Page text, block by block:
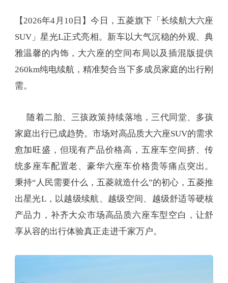
【2026年4月10日】今日，五菱旗下「长续航大六座
SUV」星光L正式亮相。新车以大气沉稳的外观、典
雅温馨的内饰，大六座的空间布局以及插混版提供
260km纯电续航，精准契合当下多成员家庭的出行刚
需。
随着二胎、三孩政策持续落地，三代同堂、多孩
家庭出行已成趋势。市场对高品质大六座SUV的需求
愈加旺盛，但现有产品价格高，五座车空间挤、传
统多座车配置老、豪华六座车价格贵等痛点突出。
秉持“人民需要什么，五菱就造什么”的初心，五菱推
出星光L，以越级续航、越级空间、越级舒适等硬核
产品力，补齐大众市场高品质六座车型空白，让舒
享从容的出行体验真正走进千家万户。